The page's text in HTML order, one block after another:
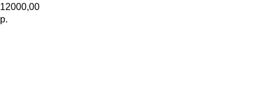
12000,00
р.